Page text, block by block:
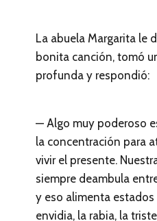
La abuela Margarita le
bonita canción, tomó
profunda y respondió:
— Algo muy poderoso
la concentración para
vivir el presente.
siempre deambula
y eso alimenta
envidia, la rabia, la